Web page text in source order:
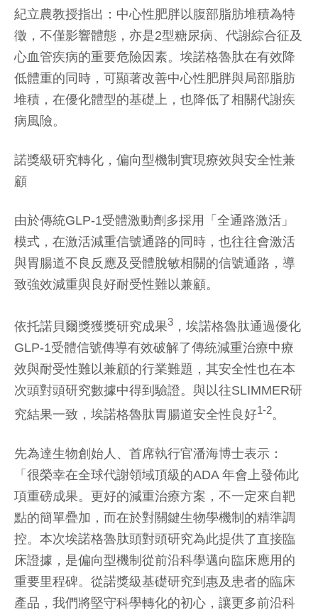
紀立農教授指出：中心性肥胖以腹部脂肪堆積為特
徵，不僅影響體態，亦是2型糖尿病、代謝綜合征及
心血管疾病的重要危險因素。埃諾格魯肽在有效降
低體重的同時，可顯著改善中心性肥胖與局部脂肪
堆積，在優化體型的基礎上，也降低了相關代謝疾
病風險。
諾獎級研究轉化，偏向型機制實現療效與安全性兼
顧
由於傳統GLP-1受體激動劑多採用「全通路激活」
模式，在激活減重信號通路的同時，也往往會激活
與胃腸道不良反應及受體脫敏相關的信號通路，導
致強效減重與良好耐受性難以兼顧。
依托諾貝爾獎獲獎研究成果3 ，埃諾格魯肽通過優化
GLP-1受體信號傳導有效破解了傳統減重治療中療
效與耐受性難以兼顧的行業難題，其安全性也在本
次頭對頭研究數據中得到驗證。與以往SLIMMER研
究結果一致，埃諾格魯肽胃腸道安全性良好1-2。
先為達生物創始人、首席執行官潘海博士表示：
「很榮幸在全球代謝領域頂級的ADA 年會上發佈此
項重磅成果。更好的減重治療方案，不一定來自靶
點的簡單疊加，而在於對關鍵生物學機制的精準調
控。本次埃諾格魯肽頭對頭研究為此提供了直接臨
床證據，是偏向型機制從前沿科學邁向臨床應用的
重要里程碑。從諾獎級基礎研究到惠及患者的臨床
產品，我們將堅守科學轉化的初心，讓更多前沿科